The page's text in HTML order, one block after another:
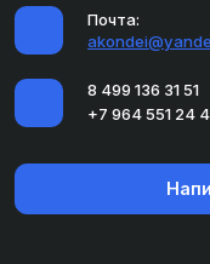
Почта:
8 499 136 31 51
+7 964 551 24